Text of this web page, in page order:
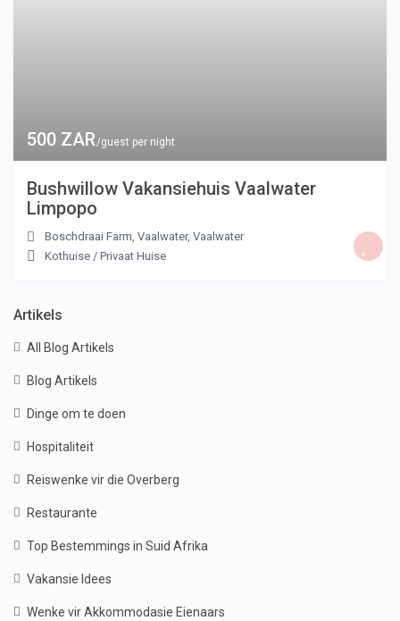
500 ZAR/guest per night
Bushwillow Vakansiehuis Vaalwater
Limpopo
Boschdraai Farm, Vaalwater,Vaalwater
Kothuise /Privaat Huise
Artikels
All Blog Artikels
Blog Artikels
Dinge om te doen
Hospitaliteit
Reiswenke vir die Overberg
Restaurante
Top Bestemmings in Suid Afrika
Vakansie Idees
Wenke vir Akkommodasie Eienaars